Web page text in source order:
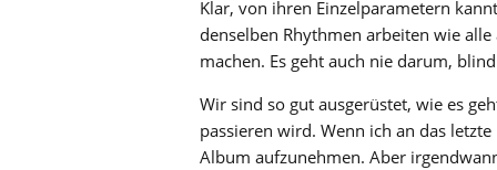
Klar, von ihren Einzelparametern
denselben Rhythmen arbeiten wie
machen. Es geht auch nie darum,
Wir sind so gut ausgerüstet, wie es
passieren wird. Wenn ich an das letzte
Album aufzunehmen. Aber